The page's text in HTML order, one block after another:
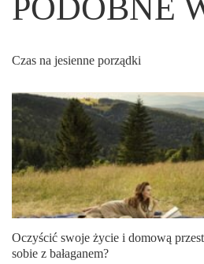
PODOBNE
Czas na jesienne porządki
Oczyścić swoje życie i domową
sobie z bałaganem?